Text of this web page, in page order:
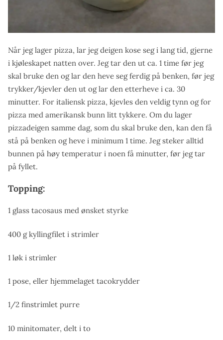
Når jeg lager pizza, lar jeg deigen kose seg i lang tid, gjerne
i kjøleskapet natten over. Jeg tar den ut ca. 1 time før jeg
skal bruke den og lar den heve seg ferdig på benken, før jeg
trykker/kjevler den ut og lar den etterheve i ca. 30
minutter. For italiensk pizza, kjevles den veldig tynn og for
pizza med amerikansk bunn litt tykkere. Om du lager
pizzadeigen samme dag, som du skal bruke den, kan den få
stå på benken og heve i minimum 1 time. Jeg steker alltid
bunnen på høy temperatur i noen få minutter, før jeg tar
på fyllet.
Topping:
1 glass tacosaus med ønsket styrke
400 g kyllingfilet i strimler
1 løk i strimler
1 pose, eller hjemmelaget tacokrydder
1/2 finstrimlet purre
10 minitomater, delt i to